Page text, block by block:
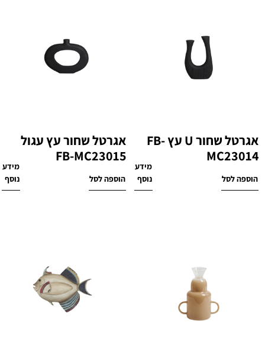
אגרטל שחור U עץ FB-
MC23014
₪220
הוספה לסל
מידע
נוסף
אגרטל שחור עץ עגול
FB-MC23015
₪240
הוספה לסל
מידע
נוסף